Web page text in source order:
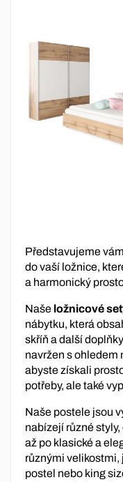
Představujeme
do vaší ložnice,
a harmonický
Naše ložnicové
nábytku, která
skříň a další
navržen s ohledem
abyste získali
potřeby, ale také
Naše postele jsou
nabízejí různé
až po klasické a
různými velikostmi,
postel nebo king